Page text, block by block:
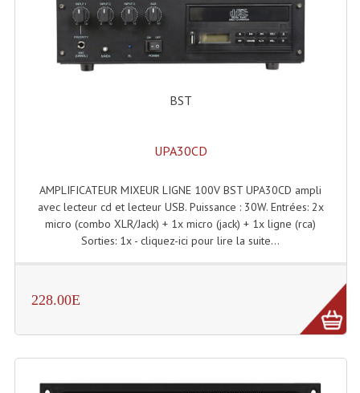
Microphones Filaires
Micro Sans Fil HF VHF 200MHZ
Microphones De Surface
Multi-Effets, Reverbes Etc...
Peripheriques Traitements Et Accessoires
Table Mixages Et Contrôleurs & Consoles
BST
UPA30CD
AMPLIFICATEUR MIXEUR LIGNE 100V BST UPA30CD ampli
avec lecteur cd et lecteur USB. Puissance : 30W. Entrées: 2x
micro (combo XLR/Jack) + 1x micro (jack) + 1x ligne (rca)
Sorties: 1x - cliquez-ici pour lire la suite...
228.00E